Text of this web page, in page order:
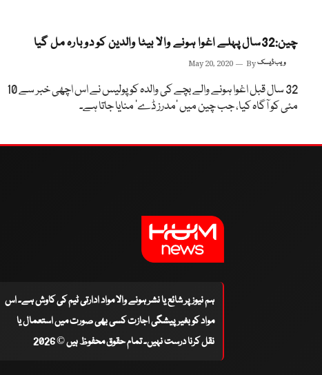
چین:32سال پہلے اغوا ہونے والا بیٹا والدین کو دوبارہ مل گیا
May 20, 2020 Byویب ڈیسک
32 سال قبل اغوا ہونے والے بچے کی والدہ کو پولیس نے اس اچھی خبر سے 10
مئی کو آگاہ کیا، جب چین میں ’مدرز ڈے‘ منایا جاتا ہے۔
ہم نیوز پر شائع یا نشر ہونے والا مواد ادارتی ٹیم کی کاوش ہے۔ اس
مواد کو بغیر پیشگی اجازت کسی بھی صورت میں استعمال یا
نقل کرنا درست نہیں۔ تمام حقوق محفوظ ہیں © 2026